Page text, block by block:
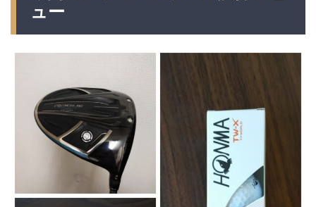
ュー